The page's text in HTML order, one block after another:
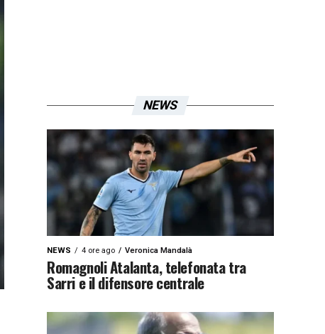
NEWS
NEWS 4 ore ago Veronica Mandalà
Romagnoli Atalanta, telefonata tra
Sarri e il difensore centrale